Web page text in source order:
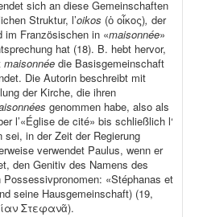
sich an diese Gemeinschaften
Struktur, l’oikos (ὁ οἶκος), der
im Französischen in «maisonnée»
hat (18). B. hebt hervor,
maisonnée die Basisgemeinschaft
Die Autorin beschreibt mit
der Kirche, die ihren
genommen habe, also als
l’«Église de cité» bis schließlich l‘
sei, in der Zeit der Regierung
verwendet Paulus, wenn er
den Genitiv des Namens des
«Stéphanas et
seine Hausgemeinschaft) (19,
Στεφανᾶ).